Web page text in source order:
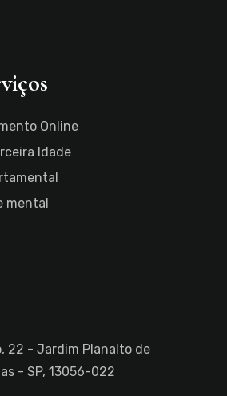
Online
Idade
mental
22 - Jardim Planalto de
- SP, 13056-022